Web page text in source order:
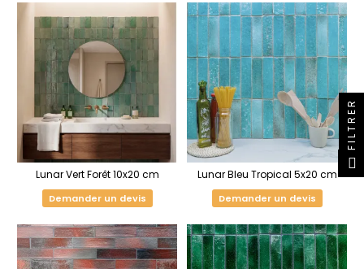
Lunar Vert Forêt 10x20 cm
Demander un devis
Lunar Bleu Tropical 5x20 cm
Demander un devis
FILTRER